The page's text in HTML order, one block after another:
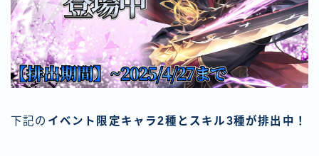
下記の イベント限定キャラ2種とスキル3種が排出中！